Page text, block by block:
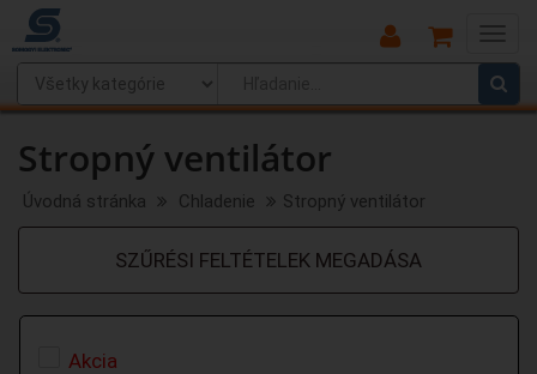
Main
Menu
Stropný ventilátor
Úvodná stránka Chladenie Stropný ventilátor
SZŰRÉSI FELTÉTELEK MEGADÁSA
Akcia